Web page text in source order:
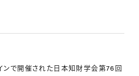
で開催された日本知財学会第76回